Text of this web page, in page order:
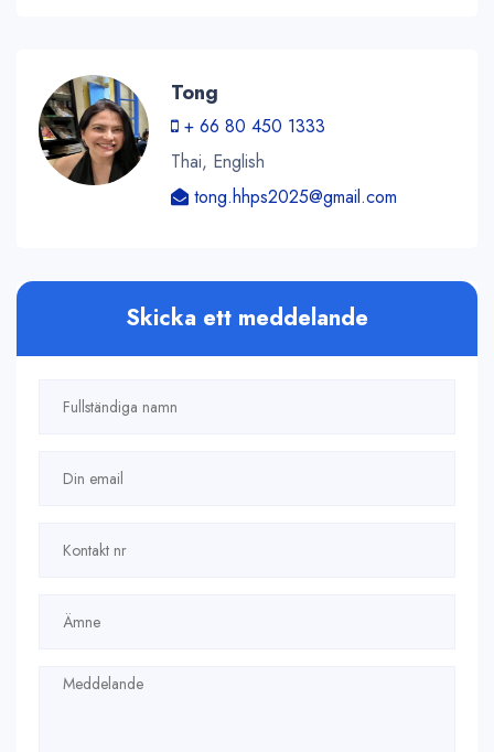
Tong
+ 66 80 450 1333
Thai, English
tong.hhps2025@gmail.com
Skicka ett meddelande